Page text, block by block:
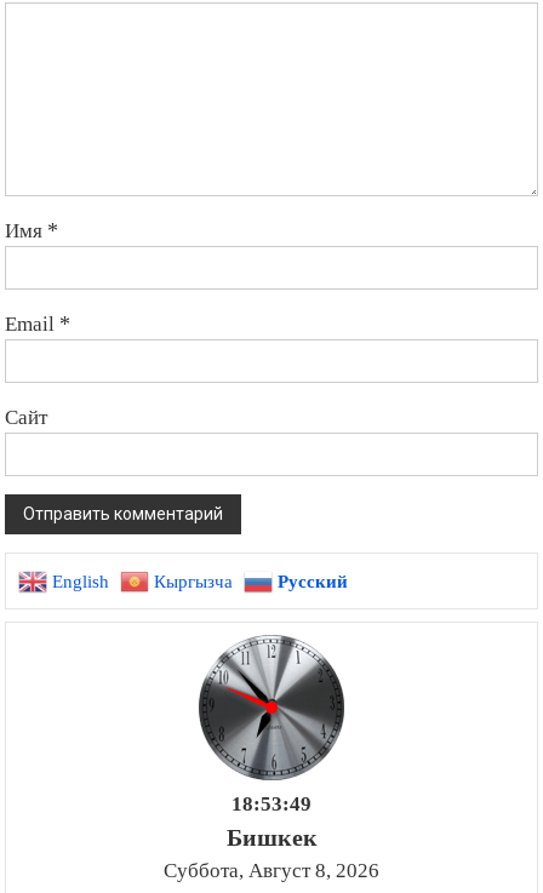
Имя *
Email *
Сайт
English Кыргызча Русский
18:53:50
Бишкек
Суббота, Август 8, 2026